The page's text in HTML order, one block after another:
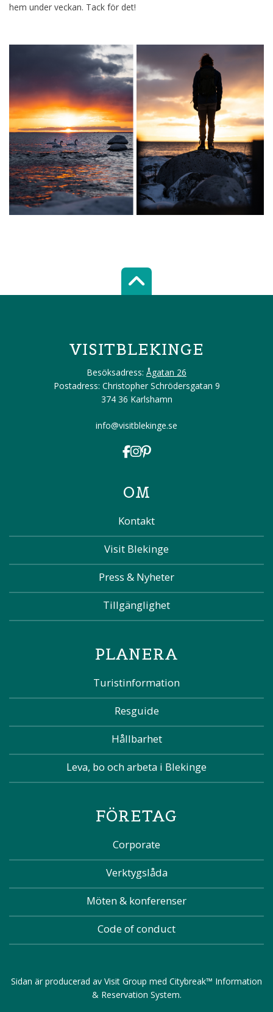
hem under veckan. Tack för det!
Scroll top of
VISITBLEKINGE
Besöksadress: Ågatan 26
Postadress: Christopher Schrödersgatan 9
374 36 Karlshamn
info@visitblekinge.se
OM
Kontakt
Visit Blekinge
Press & Nyheter
Tillgänglighet
PLANERA
Turistinformation
Resguide
Hållbarhet
Leva, bo och arbeta i Blekinge
FÖRETAG
Corporate
Verktygslåda
Möten & konferenser
Code of conduct
Sidan är producerad av Visit Group med Citybreak™ Information
& Reservation System.